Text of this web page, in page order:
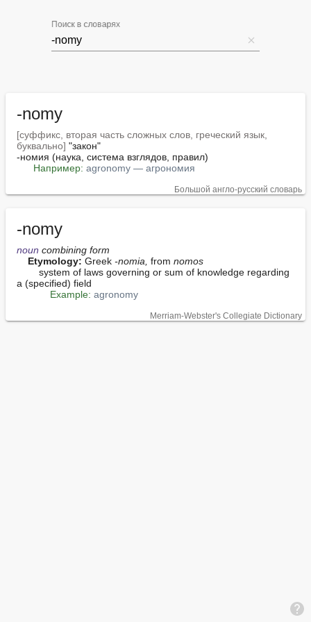
Поиск в словарях
-nomy
[суффикс, вторая часть сложных слов, греческий язык,
буквально] "закон"
-номия (наука, система взглядов, правил)
Например: agronomy — агрономия
Большой англо-русский словарь
-nomy
noun combining form
Etymology: Greek -nomia, from nomos
a (specified) field
Example: agronomy
Merriam-Webster's Collegiate Dictionary